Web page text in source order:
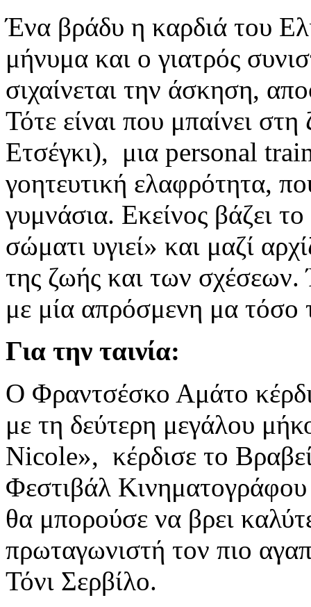
Ένα βράδυ η καρδιά του
μήνυμα και ο γιατρός
σιχαίνεται την άσκηση,
Τότε είναι που μπαίνει
Ετσέγκι), μια personal
γοητευτική ελαφρότητα,
γυμνάσια. Εκείνος βάζει
σώματι υγιεί» και μαζί
της ζωής και των σχέσεων.
με μία απρόσμενη μα τόσο
Για την ταινία:
Ο Φραντσέσκο Αμάτο
με τη δεύτερη μεγάλου
Nicole», κέρδισε το
Φεστιβάλ
θα μπορούσε να βρει
πρωταγωνιστή τον πιο
Τόνι Σερβίλο.